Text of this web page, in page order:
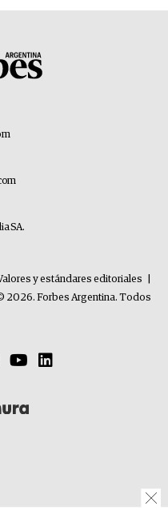
SA.
y estándares editoriales
2026. Forbes Argentina. Todos